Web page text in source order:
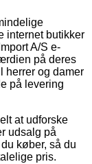
internet butikker
A/S e-
på deres
herrer og damer
på levering
at udforske
udsalg på
køber, så du
pris.